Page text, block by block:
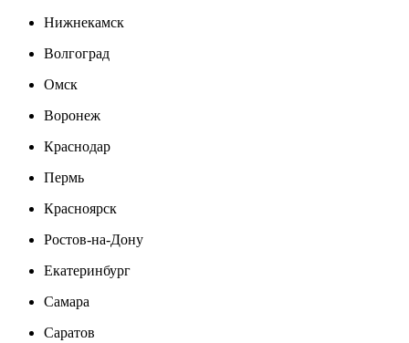
Нижнекамск
Волгоград
Омск
Воронеж
Краснодар
Пермь
Красноярск
Ростов-на-Дону
Екатеринбург
Самара
Саратов